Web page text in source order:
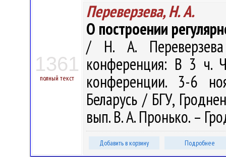
1361
полный текст
Переверзева, Н. А.
О построении
/ Н. А. Переверзева
конференция: В 3 ч.
конференции. 3-6
Беларусь / БГУ,
вып. В. А. Пронько. –
Добавить в корзину Подробнее